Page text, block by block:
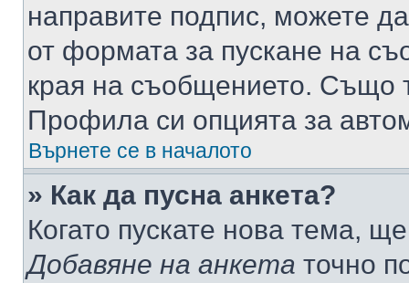
направите подпис, можете
от формата за пускане на
края на съобщението. Също
Профила си опцията за
Върнете се в началото
» Как да пусна анкета?
Когато пускате нова тема,
Добавяне на анкета точно